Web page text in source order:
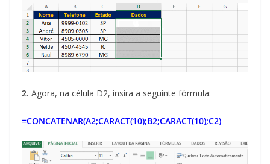
2. Agora, na célula D2, insira a seguinte fórmula:
=CONCATENAR(A2;CARACT(10);B2;CARACT(10);C2)